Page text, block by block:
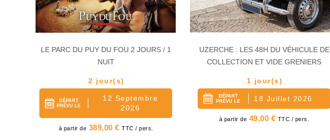
LE PARC DU PUY DU FOU 2 JOURS / 1
NUIT
2 jour(s)
DÉPART
PRÉVU LE
12 Septembre
2026
Prix
à partir de 389,00 € TTC / pers.
UZERCHE : LES 48H DU VÉHICULE DE
COLLECTION ET VIDE GRENIERS
1 jour(s)
DÉPART
PRÉVU LE
18 Juillet 2026
Prix
à partir de 49,00 € TTC / pers.